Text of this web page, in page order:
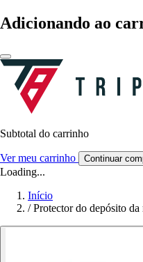
Adicionando ao
Subtotal do carrinho
Ver meu carrinho Continuar
Loading...
Início
/ Protector do depósito